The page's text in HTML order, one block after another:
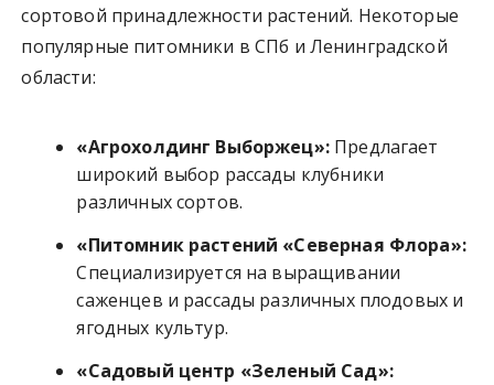
сортовой принадлежности растений. Некоторые
популярные питомники в СПб и Ленинградской
области:
«Агрохолдинг Выборжец»:Предлагает
широкий выбор рассады клубники
различных сортов.
«Питомник растений «Северная Флора»:
Специализируется на выращивании
саженцев и рассады различных плодовых и
ягодных культур.
«Садовый центр «Зеленый Сад»: